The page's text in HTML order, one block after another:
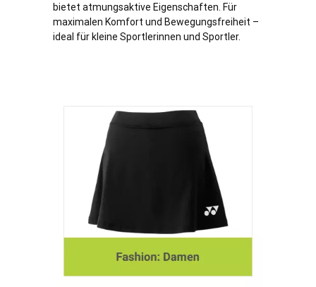
bietet atmungsaktive Eigenschaften. Für
maximalen Komfort und Bewegungsfreiheit –
ideal für kleine Sportlerinnen und Sportler.